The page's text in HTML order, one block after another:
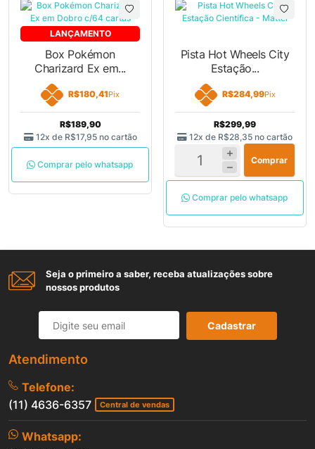
LANÇAMENTO
Box Pokémon
Charizard Ex em...
R$180,41Pix
R$189,90
12x de R$17,95 no cartão
Comprar pelo whatsapp
Pista Hot Wheels City
Estação...
R$284,99Pix
R$299,99
12x de R$28,35 no cartão
Comprar
Comprar pelo whatsapp
Seja o primeiro a saber, receba atualizações sobre
nossos produtos
Cadastrar
Atendimento
Telefone:
(11) 4636-6357
Central de vendas
Whatsapp: